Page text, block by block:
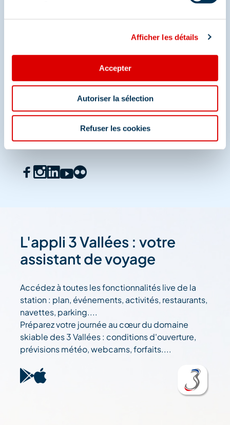
Afficher les détails
Accepter
Autoriser la sélection
Refuser les cookies
L'appli 3 Vallées : votre
assistant de voyage
Accédez à toutes les fonctionnalités live de la
station : plan, événements, activités, restaurants,
navettes, parking....
Préparez votre journée au cœur du domaine
skiable des 3 Vallées : conditions d'ouverture,
prévisions météo, webcams, forfaits....